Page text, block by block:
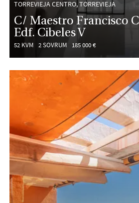
TORREVIEJA CENTRO, TORREVIEJA
C/ Maestro Francisco
Edf. Cibeles V
52 KVM 2 SOVRUM 185 000 €